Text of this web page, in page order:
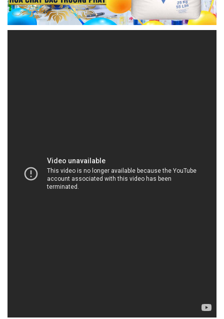
rộng về hóa chất, luôn sẵn sàng sáng tạo và tìm ra